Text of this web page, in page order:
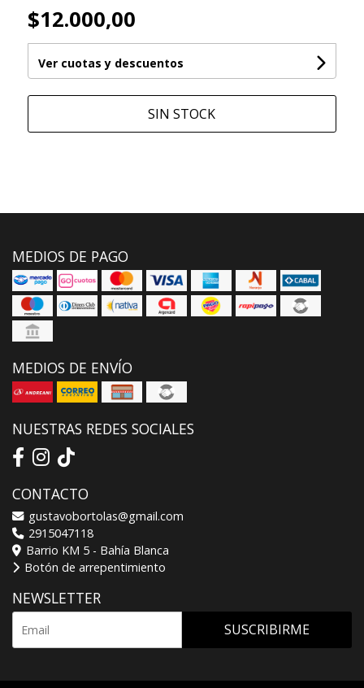
$12.000,00
Ver cuotas y descuentos
SIN STOCK
MEDIOS DE PAGO
MEDIOS DE ENVÍO
NUESTRAS REDES SOCIALES
CONTACTO
gustavobortolas@gmail.com
2915047118
Barrio KM 5 - Bahía Blanca
Botón de arrepentimiento
NEWSLETTER
SUSCRIBIRME